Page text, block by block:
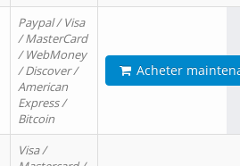
Paypal / Visa
/ MasterCard
/ WebMoney
/ Discover /
American
Express /
Bitcoin
Acheter
Visa /